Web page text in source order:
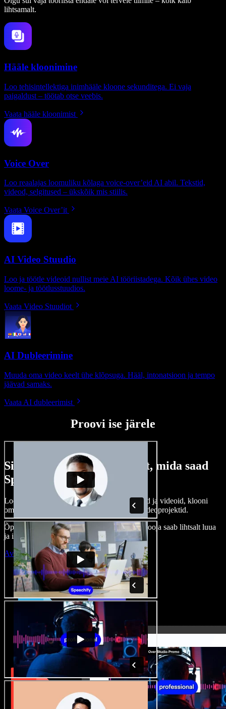
lihtsamalt.
Hääle kloonimine
Loo tehisintellektiga inimhääle kloone sekunditega. Ei vaja
paigaldust – töötab otse veebis.
Vaata hääle kloonimist
Voice Over
Loo reaalajas loomuliku kõlaga voice-over’eid AI abil. Tekstid,
videod, selgitused – ükskõik mis stiilis.
Vaata Voice Over’it
AI Video Stuudio
Loo ja töötle videoid nullist meie AI tööriistadega. Kõik ühes video
loome- ja töötlusstuudios.
Vaata Video Stuudiot
AI Dubleerimine
Muuda oma video keelt ühe klõpsuga. Hääl, intonatsioon ja tempo
jäävad samaks.
Vaata AI dubleerimist
Proovi ise järele
Siin on vaid väike osa sellest, mida saad
Speechify Studioga teha.
Loo voice-over’eid, kasuta tasuta pilte, helisid ja videoid, klooni
oma häält ja pane kokku terviklikud audio-videoprojektid.
Õppimiskõver puudub, kõik töötab veebis – looja saab lihtsalt luua
ja ideed kiiresti ellu viia.
Ava Studio